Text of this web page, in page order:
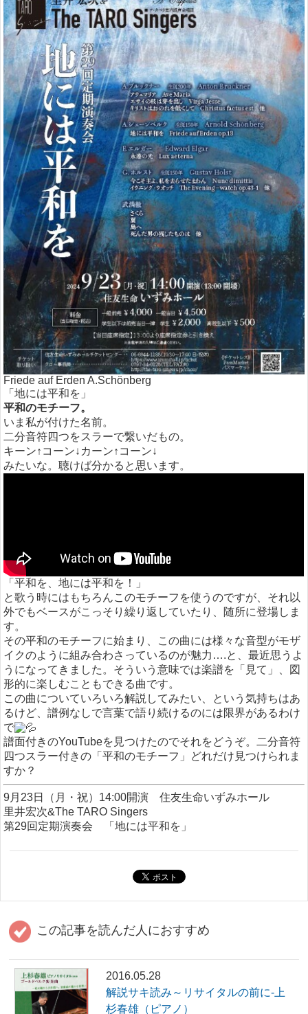
Friede auf Erden A.Schönberg
「地には平和を」
平和のモチーフ。
いま私が付けた名前。
二分音符四つをスラーで繋いだもの。
キーン↑コーン↓カーン↑コーン↓
みたいな。聴けば分かると思います。
「平和を、地には平和を！」
と歌う時にはもちろんこのモチーフを使うのですが、それ以
外でもベースがこっそり繰り返していたり、随所に登場しま
す。
その平和のモチーフに始まり、この曲には様々な音型がモザ
イクのように組み合わさっているのが魅力….と、最近思うよ
うになってきました。そういう意味では楽譜を「見て」、図
形的に楽しむこともできる曲です。
この曲についていろいろ解説してみたい、という気持ちはあ
るけど、譜例なしで言葉で語り続けるのには限界があるわけ
で
譜面付きのYouTubeを見つけたのでそれをどうぞ。二分音符
四つスラー付きの「平和のモチーフ」どれだけ見つけられま
すか？
9月23日（月・祝）14:00開演 住友生命いずみホール
里井宏次&The TARO Singers
第29回定期演奏会 「地には平和を」
この記事を読んだ人におすすめ
2016.05.28
解説サキ読み～リサイタルの前に-上
杉春雄（ピアノ）